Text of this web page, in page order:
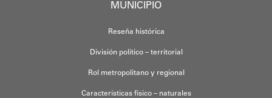
MUNICIPIO
Reseña histórica
División político – territorial
Rol metropolitano y regional
Características físico – naturales